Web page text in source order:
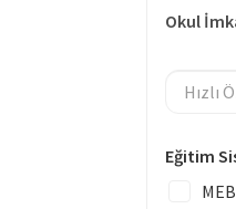
Okul
Eğitim